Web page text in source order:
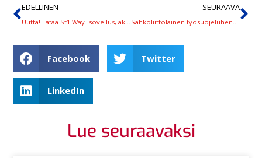
EDELLINEN SEURAAVA
Facebook Twitter
LinkedIn
Lue seuraavaksi